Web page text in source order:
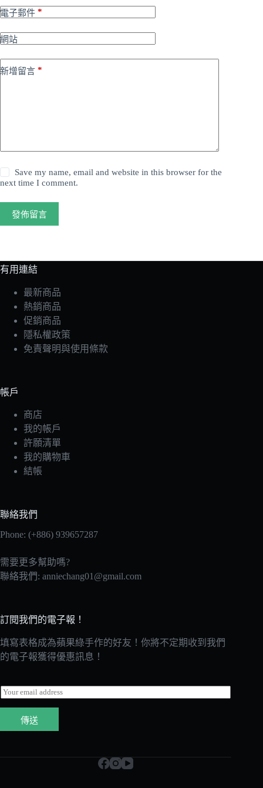
電子郵件 *
網站
新增留言 *
Save my name, email and website in this browser for the
next time I comment.
發佈留言
有用連結
最新商品
熱銷商品
促銷商品
隱私權政策
免責聲明與使用條款
帳戶
商店
我的帳戶
許願清單
我的購物車
結帳
聯絡我們
Phone: (+886) 939657287
需要更多幫助嗎?
聯絡我們: anniechang01@gmail.com
訂閱我們的電子報！
填寫表格成為蘋果綠手作的好友！你將不定期收到我們
的電子報獲得優惠訊息！
E
m
a
l
傳送